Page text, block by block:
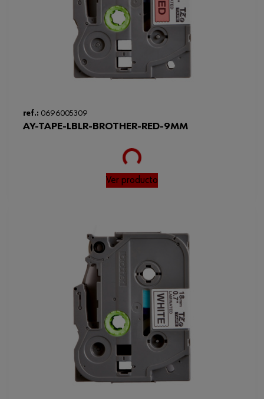
ref.: 0696005309
AY-TAPE-LBLR-BROTHER-RED-9MM
Loading...
Ver producto